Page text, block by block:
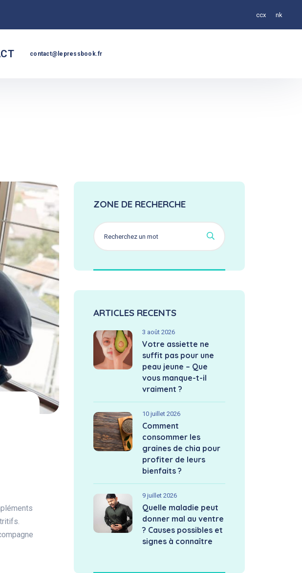
ccx nk
contact@lepressbook.fr
ZONE DE RECHERCHE
ARTICLES RECENTS
3 août 2026
Votre assiette ne
suffit pas pour une
peau jeune – Que
vous manque-t-il
vraiment ?
10 juillet 2026
Comment
consommer les
graines de chia pour
profiter de leurs
bienfaits ?
9 juillet 2026
Quelle maladie peut
donner mal au ventre
? Causes possibles et
signes à connaître